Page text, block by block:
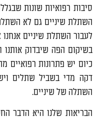
סיבות רפואיות שונות
לעבור השתלת שיניים
בשיקום הפה שיבדוק אותנו
כיום יש פתרונות
דקה מדי בשביל שתלים
השתלה של שיניים.
הבריאות שלנו היא הדבר